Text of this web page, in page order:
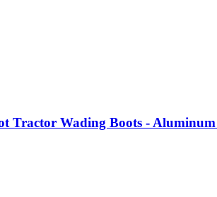
Tractor Wading Boots -